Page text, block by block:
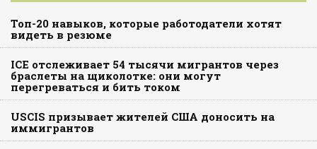
Топ-20 навыков, которые работодатели хотят
видеть в резюме
ICE отслеживает 54 тысячи мигрантов через
браслеты на щиколотке: они могут
перегреваться и бить током
USCIS призывает жителей США доносить на
иммигрантов